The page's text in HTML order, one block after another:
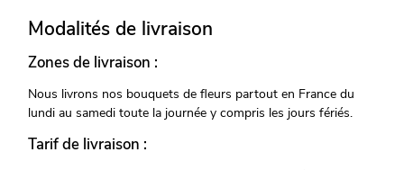
Modalités de livraison
Zones de livraison :
Nous livrons nos bouquets de fleurs partout en France du
lundi au samedi toute la journée y compris les jours fériés.
Tarif de livraison :